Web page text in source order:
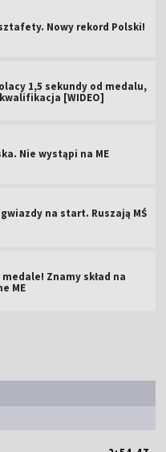
Nowy rekord Polski!
1,5 sekundy od medalu,
[WIDEO]
Nie wystąpi na ME
na start. Ruszają MŚ
Znamy skład na
ME